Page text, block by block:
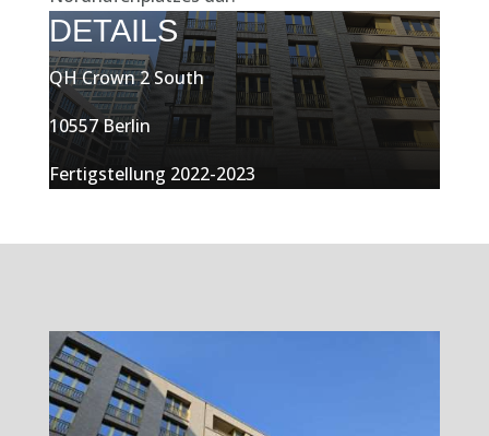
DETAILS
QH Crown 2 South
10557 Berlin
Fertigstellung 2022-2023